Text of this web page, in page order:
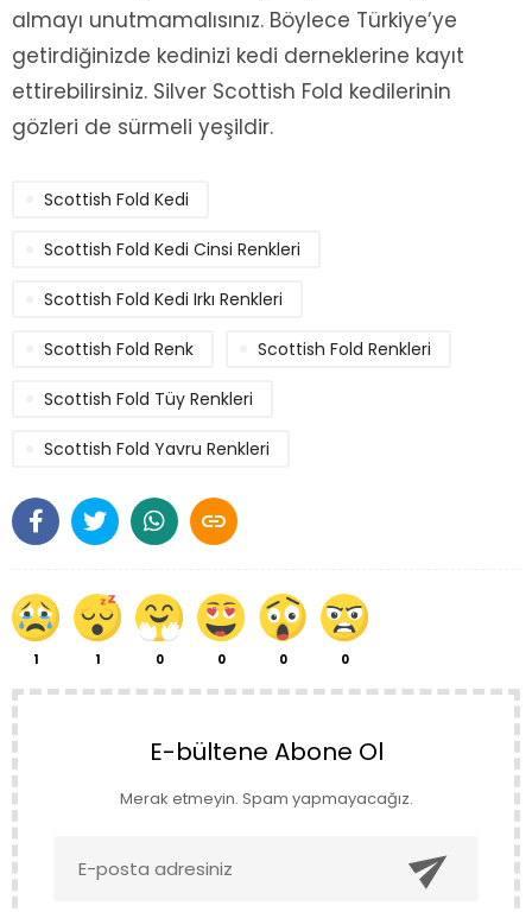

1 1 0 0 0 0
almayı unutmamalısınız. Böylece Türkiye’ye
getirdiğinizde kedinizi kedi derneklerine kayıt
ettirebilirsiniz. Silver Scottish Fold kedilerinin
gözleri de sürmeli yeşildir.
Scottish Fold Kedi
Scottish Fold Kedi Cinsi Renkleri
Scottish Fold Kedi Irkı Renkleri
Scottish Fold Renk Scottish Fold Renkleri
Scottish Fold Tüy Renkleri
Scottish Fold Yavru Renkleri
E-bültene Abone Ol
Merak etmeyin. Spam yapmayacağız.
